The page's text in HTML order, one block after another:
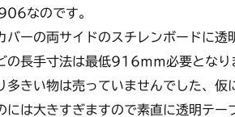
なのです。
バーの両サイドのスチレンボードに
の長手寸法は最低916ｍｍ必要となり
多きい物は売っていませんでした、
には大きすぎますので素直に透明テー